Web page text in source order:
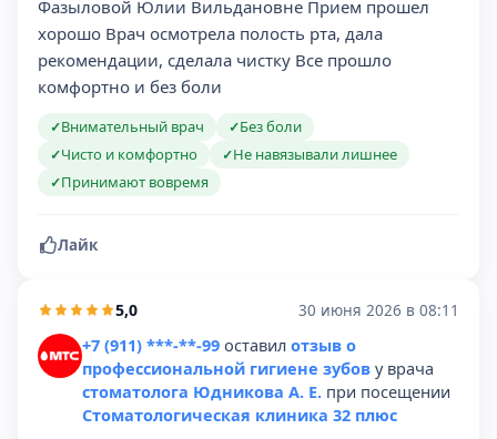
Фазыловой Юлии Вильдановне Прием прошел
хорошо Врач осмотрела полость рта, дала
рекомендации, сделала чистку Все прошло
комфортно и без боли
✓Внимательный врач ✓Без боли
✓Чисто и комфортно ✓Не навязывали лишнее
✓Принимают вовремя
Лайк
5,0 30 июня 2026 в 08:11
+7 (911) ***-**-99 оставил отзыв о
профессиональной гигиене зубов у врача
стоматолога Юдникова А. Е. при посещении
Стоматологическая клиника 32 плюс